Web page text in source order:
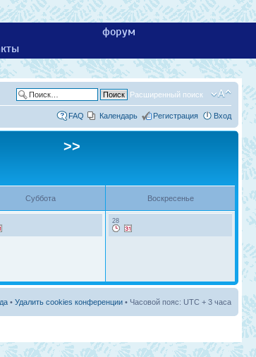
форум
Расширенный поиск
FAQ Календарь Регистрация Вход
>>
Суббота Воскресенье
28
• Удалить cookies конференции • Часовой пояс: UTC + 3 часа